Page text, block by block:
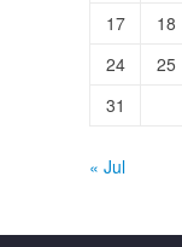
17
18
24
25
31
« Jul